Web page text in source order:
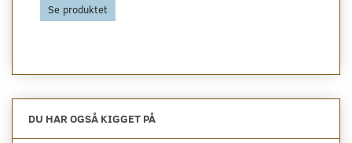
Se produktet
DU HAR OGSÅ KIGGET PÅ